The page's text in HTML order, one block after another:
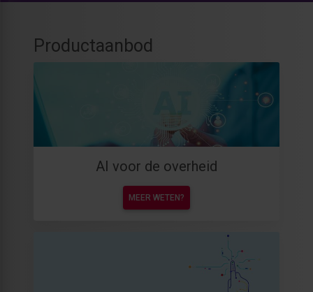
Productaanbod
AI voor de overheid
MEER WETEN?